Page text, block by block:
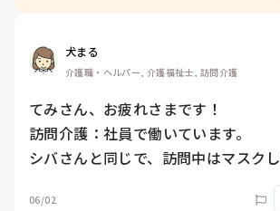
犬まる
介護職・ヘルパー, 介護福祉士, 訪問介護
てみさん、お疲れさまです！
訪問介護：社員で働いています。
シバさんと同じで、訪問中はマスクし
06/02